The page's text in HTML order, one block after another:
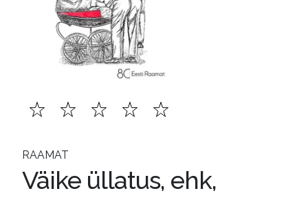
RAAMAT
Väike üllatus, ehk,